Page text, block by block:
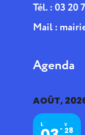
Tél. : 03 20
Mail :
Agenda
AOÛT,
L V
28